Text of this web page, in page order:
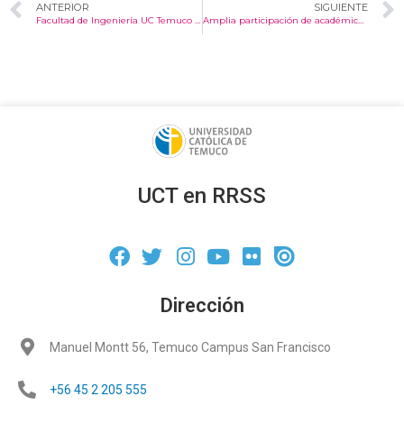
ANTERIOR
Facultad de Ingeniería UC Temuco inaugura nuevo edificio para laboratorios
SIGUIENTE
Amplia participación de académicos y estudiantes en la Jornada Puertas Abiertas PACE 2023.
UCT en RRSS
Dirección
Manuel Montt 56, Temuco Campus San Francisco
+56 45 2 205 555